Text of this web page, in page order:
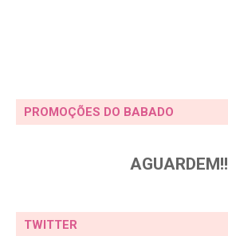
PROMOÇÕES DO BABADO
AGUARDEM!!
TWITTER